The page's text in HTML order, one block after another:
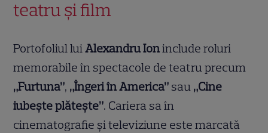
teatru și film
Portofoliul luiAlexandru Ioninclude roluri
memorabile în spectacole de teatru precum
„Furtuna”, „Îngeri în America” sau „Cine
iubește plătește”. Cariera sa în
cinematografie și televiziune este marcată